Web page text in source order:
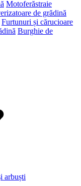
Motoferăstraie
de grădină
Furtunuri și cărucioare
Burghie de
arbuști